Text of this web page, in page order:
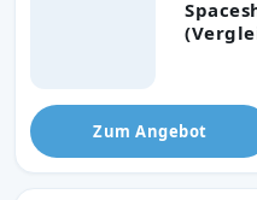
Zum Angebot